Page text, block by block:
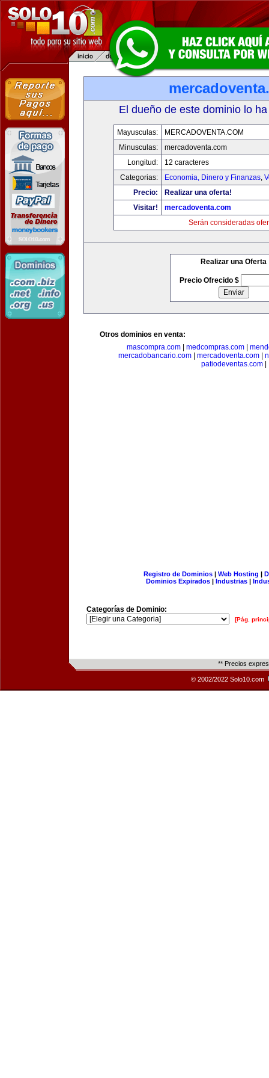
El dueño de este dominio lo
Mayusculas:
MERCADOVENTA.COM
Minusculas:
mercadoventa.com
Longitud:
12 caracteres
Categorias:
Economia, Dinero y Finanzas,
Precio:
Realizar una oferta!
Visitar!
mercadoventa.com
Serán consideradas
Realizar una Oferta
Precio Ofrecido $
Otros dominios en venta:
mascompra.com| medcompras.com|
mercadobancario.com| mercadoventa.com|
patiodeventas.com|
Registro de Dominios| Web Hosting |
Dominios Expirados | Industrias |
Categorías de Dominio:
[Pág.
** Precios
© 2002/2022 Solo10.com